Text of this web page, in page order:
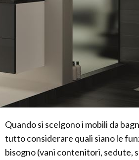
Quando si scelgono i mobili da
tutto considerare quali siano le
bisogno (vani contenitori, sedute,